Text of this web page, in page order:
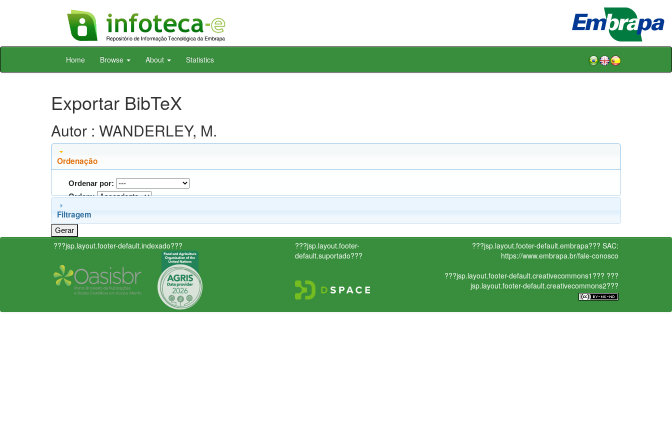
Skip
Home Browse About Statistics
Exportar BibTeX
Autor : WANDERLEY, M.
Ordenação
Ordenar por:
Ordem:
Filtragem
???jsp.layout.footer-default.indexado???
???jsp.layout.footer-
default.suportado???
???jsp.layout.footer-default.embrapa??? SAC:
https://www.embrapa.br/fale-conosco
???jsp.layout.footer-default.creativecommons1??? ???
jsp.layout.footer-default.creativecommons2???